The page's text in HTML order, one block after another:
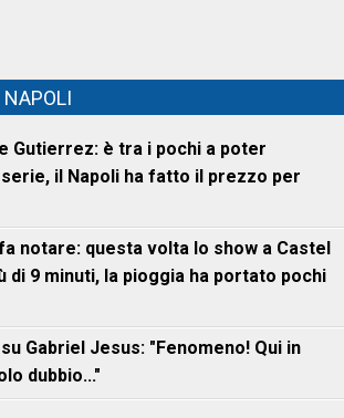
Gutierrez: è tra i pochi a poter
il Napoli ha fatto il prezzo per
notare: questa volta lo show a Castel
di 9 minuti, la pioggia ha portato pochi
Gabriel Jesus: "Fenomeno! Qui in
dubbio..."